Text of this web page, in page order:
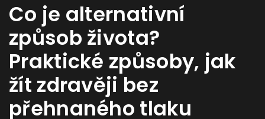
Co je alternativní
způsob života?
Praktické způsoby, jak
žít zdravěji bez
přehnaného tlaku